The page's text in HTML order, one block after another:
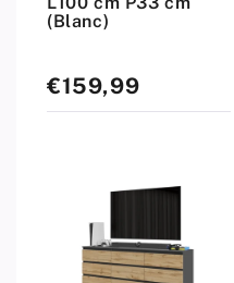
(Blanc)
Prix
standard
€159,99